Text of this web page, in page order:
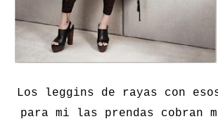
Los leggins de rayas con
para mi las prendas cobran